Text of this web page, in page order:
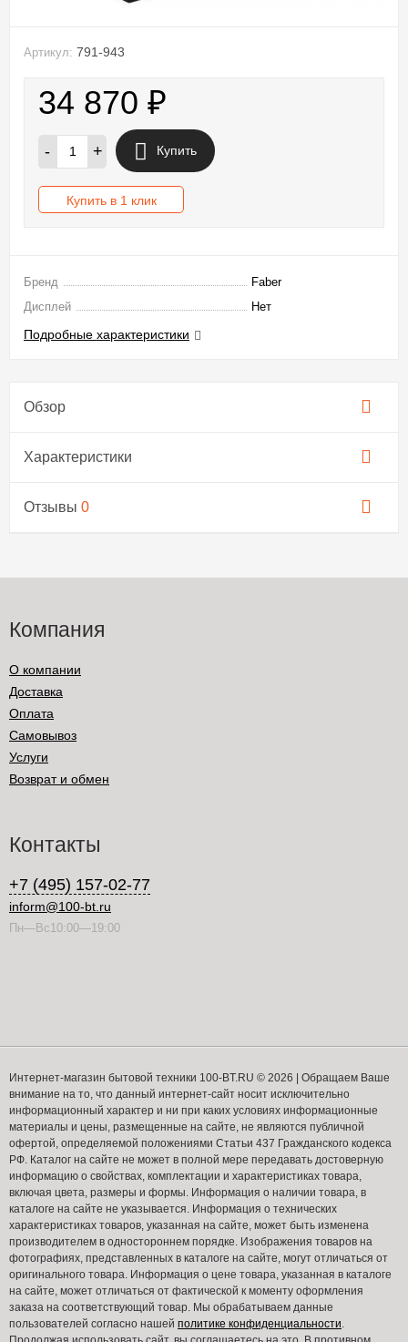
Артикул: 791-943
34 870 ₽
- + Купить
Купить в 1 клик
Бренд
Faber
Дисплей
Нет
Подробные характеристики
Обзор
Характеристики
Отзывы 0
Компания
О компании
Доставка
Оплата
Самовывоз
Услуги
Возврат и обмен
Контакты
+7 (495) 157-02-77
inform@100-bt.ru
Пн—Вс10:00—19:00
Интернет-магазин бытовой техники 100-BT.RU © 2026 | Обращаем Ваше
внимание на то, что данный интернет-сайт носит исключительно
информационный характер и ни при каких условиях информационные
материалы и цены, размещенные на сайте, не являются публичной
офертой, определяемой положениями Статьи 437 Гражданского кодекса
РФ. Каталог на сайте не может в полной мере передавать достоверную
информацию о свойствах, комплектации и характеристиках товара,
включая цвета, размеры и формы. Информация о наличии товара, в
каталоге на сайте не указывается. Информация о технических
характеристиках товаров, указанная на сайте, может быть изменена
производителем в одностороннем порядке. Изображения товаров на
фотографиях, представленных в каталоге на сайте, могут отличаться от
оригинального товара. Информация о цене товара, указанная в каталоге
на сайте, может отличаться от фактической к моменту оформления
заказа на соответствующий товар. Мы обрабатываем данные
пользователей согласно нашей политике конфиденциальности.